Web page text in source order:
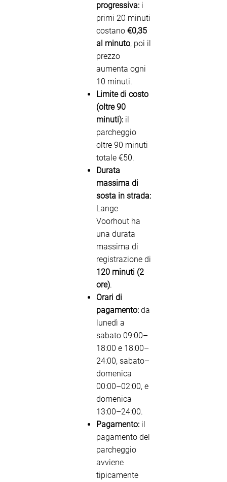
progressiva: i
primi 20 minuti
costano €0,35
al minuto, poi il
prezzo
aumenta ogni
10 minuti.
Limite di costo
(oltre 90
minuti): il
parcheggio
oltre 90 minuti
totale €50.
Durata
massima di
sosta in strada:
Lange
Voorhout ha
una durata
massima di
registrazione di
120 minuti (2
ore).
Orari di
pagamento: da
lunedì a
sabato 09:00–
18:00 e 18:00–
24:00, sabato–
domenica
00:00–02:00, e
domenica
13:00–24:00.
Pagamento: il
pagamento del
parcheggio
avviene
tipicamente